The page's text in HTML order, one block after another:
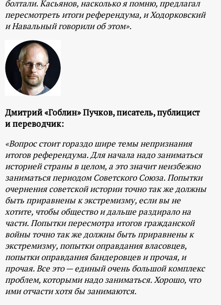
болтали. Касьянов, насколько я помню, предлагал
пересмотреть итоги референдума, и Ходорковский
и Навальный говорили об этом».
Дмитрий «Гоблин» Пучков, писатель, публицист
и переводчик:
«Вопрос стоит гораздо шире темы непризнания
итогов референдума. Для начала надо заниматься
историей страны в целом, а это значит неизбежно
заниматься периодом Советского Союза. Попытки
очернения советской истории точно так же должны
быть приравнены к экстремизму, если вы не
хотите, чтобы общество и дальше раздирало на
части. Попытки пересмотра итогов гражданской
войны точно так же должны быть приравнены к
экстремизму, попытки оправдания власовцев,
попытки оправдания бандеровцев и прочая, и
прочая. Все это — единый очень большой комплекс
проблем, которыми надо заниматься. Хорошо, что
ими отчасти хотя бы занимаются.